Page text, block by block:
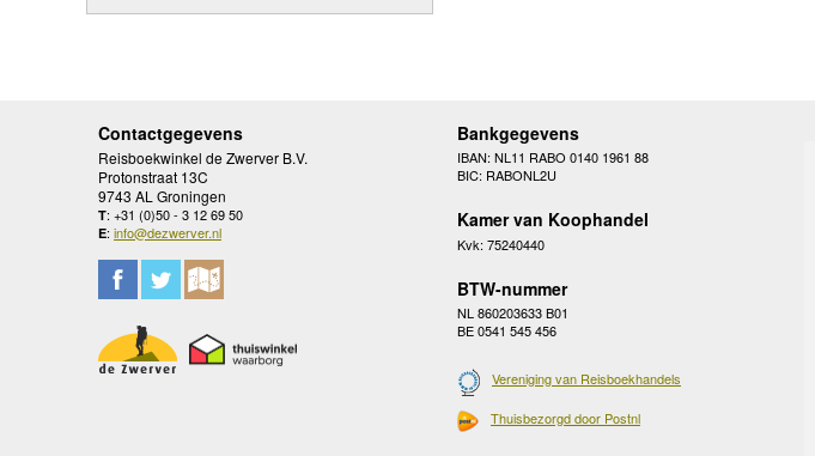
Contactgegevens
Reisboekwinkel de Zwerver B.V.
Protonstraat 13C
9743 AL Groningen
T: +31 (0)50 - 3 12 69 50
E: info@dezwerver.nl
Bankgegevens
IBAN: NL11 RABO 0140 1961 88
BIC: RABONL2U
Kamer van Koophandel
Kvk: 75240440
BTW-nummer
NL 860203633 B01
BE 0541 545 456
Vereniging van Reisboekhandels
Thuisbezorgd door Postnl